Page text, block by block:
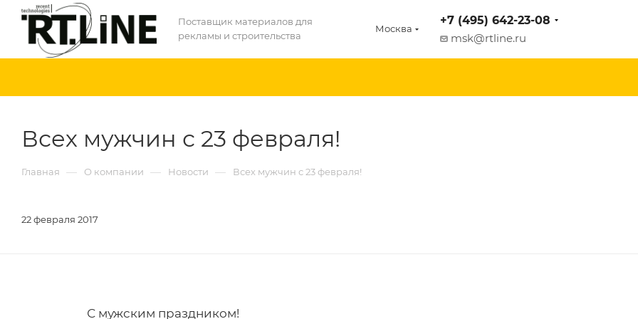
Поставщик материалов для
рекламы и строительства
Москва
+7 (495) 642-23-08
msk@rtline.ru
Всех мужчин с 23 февраля!
Главная — О компании — Новости — Всех мужчин с 23 февраля!
22 февраля 2017
С мужским праздником!